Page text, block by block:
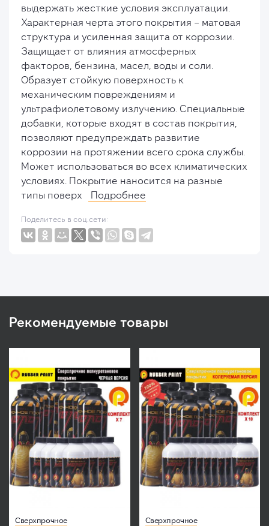
выдержать жесткие условия эксплуатации.
Характерная черта этого покрытия – матовая
структура и усиленная защита от коррозии.
Защищает от влияния атмосферных
факторов, бензина, масел, воды и соли.
Образует стойкую поверхность к
механическим повреждениям и
ультрафиолетовому излучению. Специальные
добавки, которые входят в состав покрытия,
позволяют предупреждать развитие
коррозии на протяжении всего срока службы.
Может использоваться во всех климатических
условиях. Покрытие наносится на разные
типы поверх
Подробнее
Поделитесь в соц.сети:
Рекомендуемые товары
Сверхпрочное
Сверхпрочное